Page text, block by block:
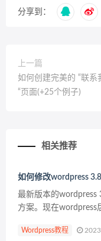
分享到：
上一篇
如何创建完美的 “联系
“页面(+25个例子)
相关推荐
如何修改wordpress
最新版本的wordpress
方案。现在wordpress
方案。可能很多人一开
Wordpress教程